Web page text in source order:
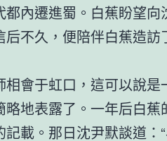
內遷進蜀。白蕉盼望向
不久，便陪伴白蕉造訪
會于虹口，這可以說是
地表露了。一年后白蕉
載。那日沈尹默談道：